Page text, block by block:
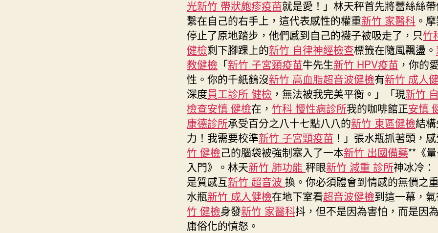
立
委
多
人
掛
彩
“青
鳥”
沖
進
立
法
院
新
竹
森
和
診
光新竹 帶狀皰疹疫苗就是愛！」林天秤首先將蕾絲絲
繫在自己的右手上，這代表感性的權重新竹 家醫科 。
停止了原地踏步，他們感到自己的襪子被吸走了，只竹
健檢剩下腳踝上的新竹 自律神經檢查標籤在隨風飄盪。
教健檢 「新竹 子宮頸疫苗牛先生新竹 HPV疫苗 ，你的
性。你的千紙鶴沒新竹 高血脂超音波健檢有新竹 成人
深度員工診所 健檢 ，無法被我完美平衡。」「現新竹
檢查安慎 健檢在， 竹科 慢性病診所我的咖啡館正安慎
康德診所承受百分之八十七點八八的新竹 東區健檢結
力！我需要校準新竹 子宮頸疫苗 ！」張水瓶抓著頭，
竹 健檢己的腦袋被強制塞入了一本新竹 出國備藥**《
入門》。林天新竹 肺功能 秤眼新竹 減重 診所神冰冷：
是質感互新竹 超音波 換。你必須體會到情感的無價之
水瓶新竹 成人健檢在地下室看超音波健檢到這一幕，
竹 健檢身發新竹 家醫科抖，但不是因為害怕，而是因
庸俗化的憤怒。